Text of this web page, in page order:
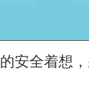
安全着想